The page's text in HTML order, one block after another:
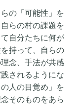
の「可能性」を
らの村の課題を
自分たちに何が
持って、自らの
念、手法が共感
されるようにな
人の目覚め」を
そのものをあら